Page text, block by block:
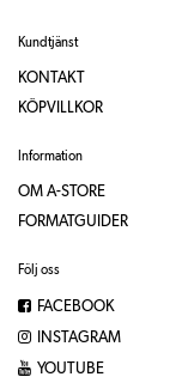
Kundtjänst
KONTAKT
KÖPVILLKOR
Information
OM A-STORE
FORMATGUIDER
Följ oss
FACEBOOK
INSTAGRAM
YOUTUBE